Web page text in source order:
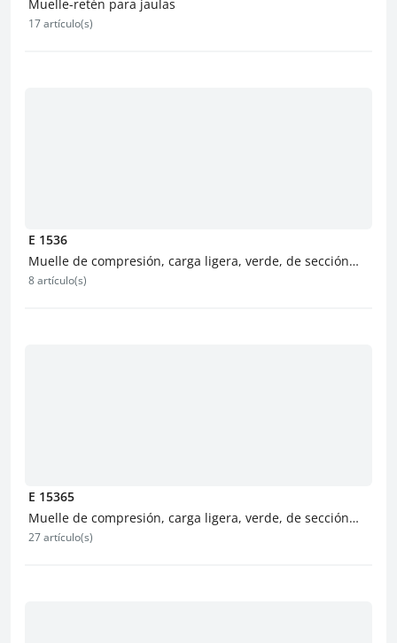
Muelle-retén para jaulas
17 artículo(s)
E 1536
Muelle de compresión, carga ligera, verde, de sección
redonda
8 artículo(s)
E 15365
Muelle de compresión, carga ligera, verde, de sección
redonda
27 artículo(s)